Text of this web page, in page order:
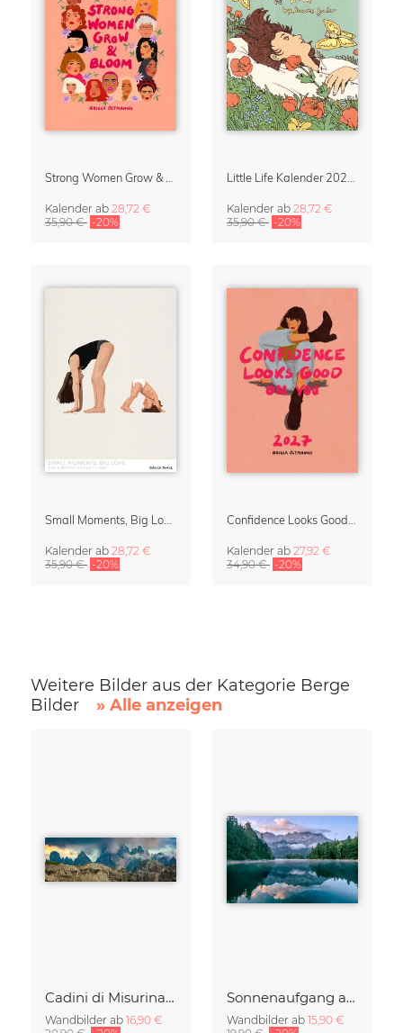
Strong Women Grow & Bloom Kalender 2027
Kalender ab 28,72 €
35,90 € -20%
Little Life Kalender 2027 von Simone Goder
Kalender ab 28,72 €
35,90 € -20%
Small Moments, Big Love – Mutterschaftskalender von Giselle Dekel
Kalender ab 28,72 €
35,90 € -20%
Confidence Looks Good On You Kalender 2027
Kalender ab 27,92 €
34,90 € -20%
Weitere Bilder aus der Kategorie Berge
Bilder
» Alle anzeigen
Cadini di Misurina im Sommer - Panorama
Wandbilder ab 16,90 €
Sonnenaufgang am Eibsee Bayern
Wandbilder ab 15,90 €